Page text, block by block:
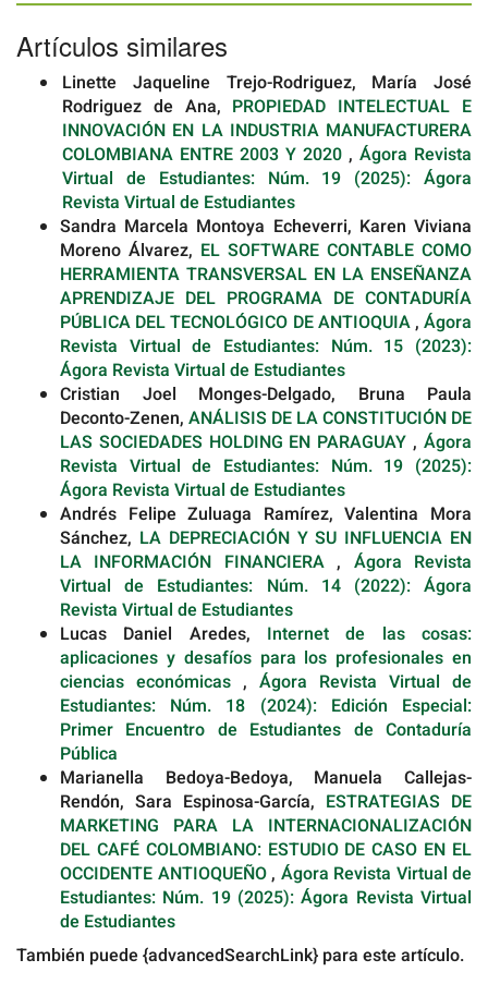
Artículos similares
Linette Jaqueline Trejo-Rodriguez, María José
Rodriguez de Ana, PROPIEDAD INTELECTUAL E
INNOVACIÓN EN LA INDUSTRIA MANUFACTURERA
COLOMBIANA ENTRE 2003 Y 2020 , Ágora Revista
Virtual de Estudiantes: Núm. 19 (2025): Ágora
Revista Virtual de Estudiantes
Sandra Marcela Montoya Echeverri, Karen Viviana
Moreno Álvarez, EL SOFTWARE CONTABLE COMO
HERRAMIENTA TRANSVERSAL EN LA ENSEÑANZA
APRENDIZAJE DEL PROGRAMA DE CONTADURÍA
PÚBLICA DEL TECNOLÓGICO DE ANTIOQUIA,Ágora
Revista Virtual de Estudiantes: Núm. 15 (2023):
Ágora Revista Virtual de Estudiantes
Cristian Joel Monges-Delgado, Bruna Paula
Deconto-Zenen, ANÁLISIS DE LA CONSTITUCIÓN DE
LAS SOCIEDADES HOLDING EN PARAGUAY,Ágora
Revista Virtual de Estudiantes: Núm. 19 (2025):
Ágora Revista Virtual de Estudiantes
Andrés Felipe Zuluaga Ramírez, Valentina Mora
Sánchez, LA DEPRECIACIÓN Y SU INFLUENCIA EN
LA INFORMACIÓN FINANCIERA, Ágora Revista
Virtual de Estudiantes: Núm. 14 (2022): Ágora
Revista Virtual de Estudiantes
Lucas Daniel Aredes, Internet de las cosas:
aplicaciones y desafíos para los profesionales en
ciencias económicas , Ágora Revista Virtual de
Estudiantes: Núm. 18 (2024): Edición Especial:
Primer Encuentro de Estudiantes de Contaduría
Pública
Marianella Bedoya-Bedoya, Manuela Callejas-
Rendón, Sara Espinosa-García, ESTRATEGIAS DE
MARKETING PARA LA INTERNACIONALIZACIÓN
DEL CAFÉ COLOMBIANO: ESTUDIO DE CASO EN EL
OCCIDENTE ANTIOQUEÑO, Ágora Revista Virtual de
Estudiantes: Núm. 19 (2025): Ágora Revista Virtual
de Estudiantes
También puede {advancedSearchLink} para este artículo.